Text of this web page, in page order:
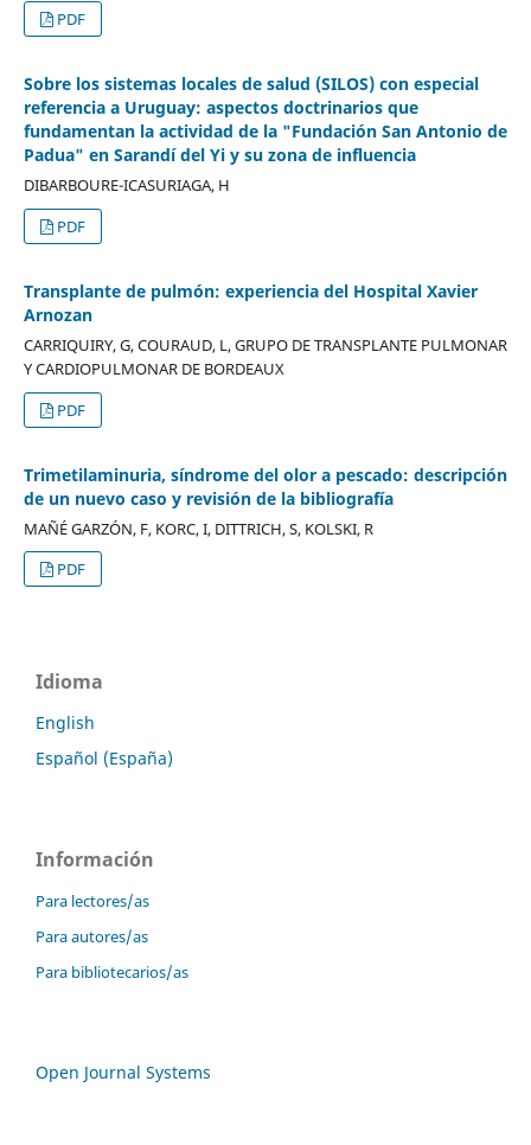
PDF
Sobre los sistemas locales de salud (SILOS) con especial
referencia a Uruguay: aspectos doctrinarios que
fundamentan la actividad de la "Fundación San Antonio de
Padua" en Sarandí del Yi y su zona de influencia
DIBARBOURE-ICASURIAGA, H
PDF
Transplante de pulmón: experiencia del Hospital Xavier
Arnozan
CARRIQUIRY, G, COURAUD, L, GRUPO DE TRANSPLANTE PULMONAR
Y CARDIOPULMONAR DE BORDEAUX
PDF
Trimetilaminuria, síndrome del olor a pescado: descripción
de un nuevo caso y revisión de la bibliografía
MAÑÉ GARZÓN, F, KORC, I, DITTRICH, S, KOLSKI, R
PDF
Idioma
English
Español (España)
Información
Para lectores/as
Para autores/as
Para bibliotecarios/as
Open Journal Systems